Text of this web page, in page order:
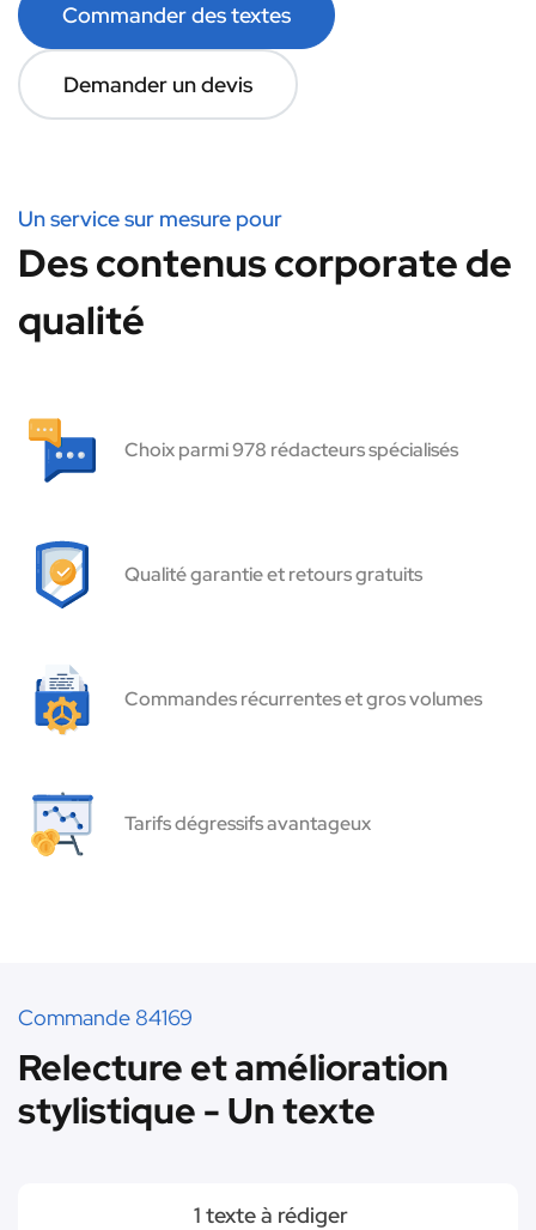
Commander des textes
Demander un devis
Un service sur mesure pour
Des contenus corporate de
qualité
Choix parmi 978 rédacteurs spécialisés
Qualité garantie et retours gratuits
Commandes récurrentes et gros volumes
Tarifs dégressifs avantageux
Commande 84169
Relecture et amélioration
stylistique - Un texte
1 texte à rédiger